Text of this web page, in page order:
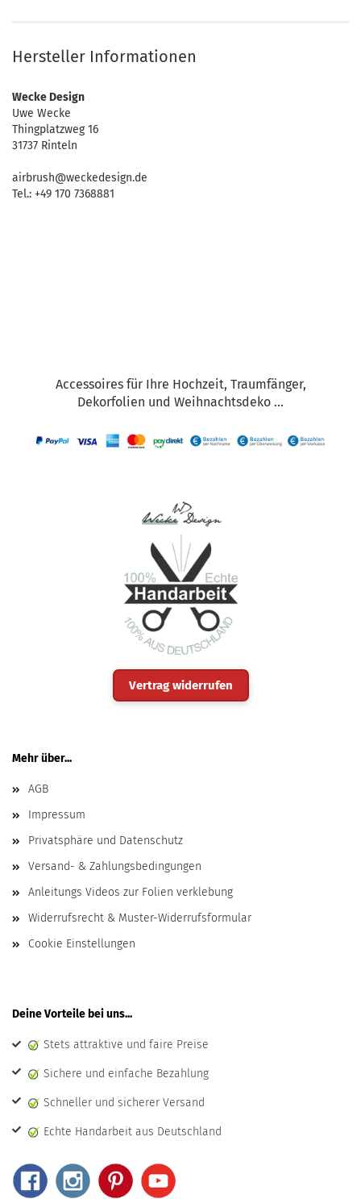
Hersteller Informationen
Wecke Design
Uwe Wecke
Thingplatzweg 16
31737 Rinteln
airbrush@weckedesign.de
Tel.: +49 170 7368881
Accessoires für Ihre Hochzeit, Traumfänger,
Dekorfolien und Weihnachtsdeko ...
Vertrag widerrufen
Mehr über...
AGB
Impressum
Privatsphäre und Datenschutz
Versand- & Zahlungsbedingungen
Anleitungs Videos zur Folien verklebung
Widerrufsrecht & Muster-Widerrufsformular
Cookie Einstellungen
Deine Vorteile bei uns...
Stets attraktive und faire Preise
Sichere und einfache Bezahlung
Schneller und sicherer Versand
Echte Handarbeit aus Deutschland